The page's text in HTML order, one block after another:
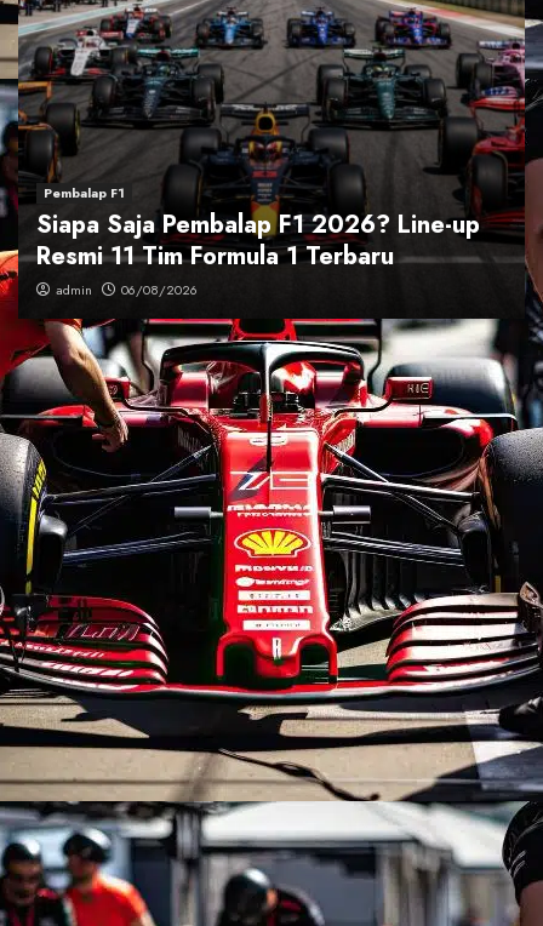
Pembalap F1
Siapa Saja Pembalap F1 2026? Line-up
Resmi 11 Tim Formula 1 Terbaru
admin 06/08/2026